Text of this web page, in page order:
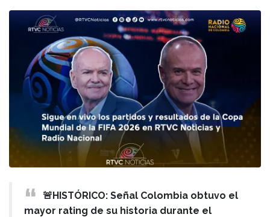
🚨HISTÓRICO: Señal Colombia obtuvo el
mayor rating de su historia durante el